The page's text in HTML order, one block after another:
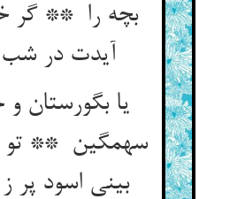
بچه را ** گر
یا بگورستان
سهمگین ** تو
بینی اسود پر ز کین